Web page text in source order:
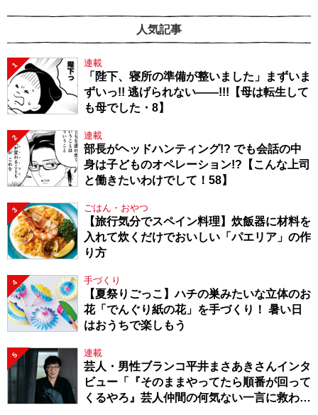
人気記事
1 連載
「陛下、寝所の準備が整いました」まずいま
ずいっ!! 逃げられない――!!!【母は転生して
も母でした・8】
2 連載
部長がヘッドハンティング!? でも会話の中
身は子どものオペレーション!?【こんな上司
と働きたいわけでして！58】
3 ごはん・おやつ
【旅行気分でスペイン料理】炊飯器に材料を
入れて炊くだけでおいしい「パエリア」の作
り方
4 手づくり
【夏祭りごっこ】ハチの巣みたいな立体のお
花「でんぐり紙の花」を手づくり！ 暑い日
はおうちで楽しもう
5 連載
芸人・男性ブランコ平井まさあきさんインタ
ビュー「『そのままやってたら順番が回って
くるやろ』芸人仲間の何気ない一言に救われ